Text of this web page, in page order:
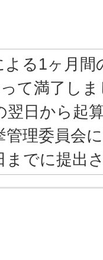
よる1ヶ月間
て満了し
翌日から起
管理委員会
までに提出